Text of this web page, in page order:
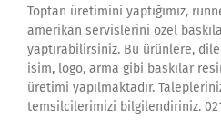
Toptan üretimini yaptığımız,
amerikan servislerini özel
yaptırabilirsiniz. Bu ürünlere,
isim, logo, arma gibi baskılar
üretimi yapılmaktadır.
temsilcilerimizi bilgilendiriniz.